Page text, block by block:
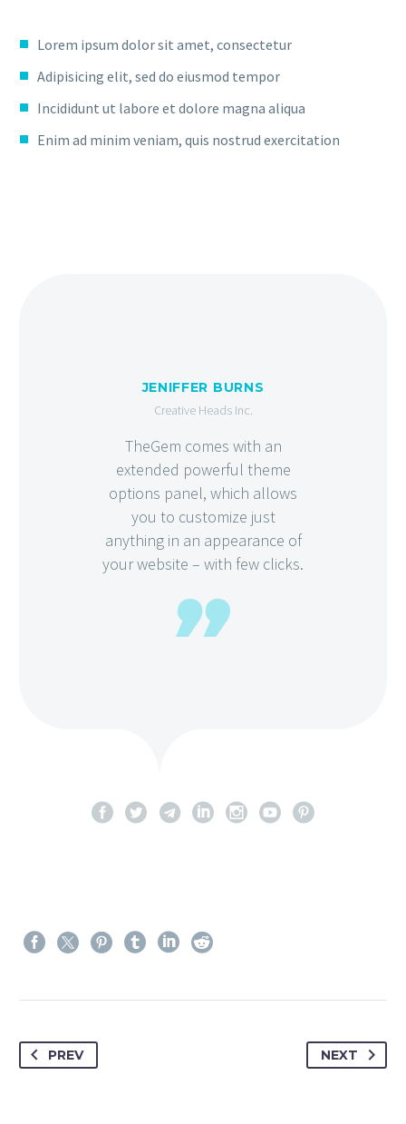
Lorem ipsum dolor sit amet, consectetur
Adipisicing elit, sed do eiusmod tempor
Incididunt ut labore et dolore magna aliqua
Enim ad minim veniam, quis nostrud exercitation
JENIFFER BURNS
Creative Heads Inc.
TheGem comes with an
extended powerful theme
options panel, which allows
you to customize just
anything in an appearance of
your website – with few clicks.
PREV NEXT